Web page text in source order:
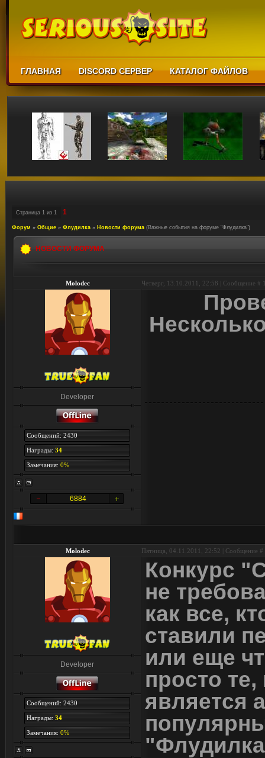
ГЛАВНАЯ DISCORD СЕРВЕР КАТАЛОГ ФАЙЛОВ
Страница 1 из 1 1
Форум » Общие » Флудилка » Новости форума (Важные события на форуме "Флудилка")
НОВОСТИ ФОРУМА
Molodec Четверг, 13.10.2011, 22:58 | Сообщение #
Developer
Сообщений: 2430
Награды: 34
Замечания: 0%
6884
Molodec Пятница, 04.11.2011, 22:52 | Сообщение #
Developer
Сообщений: 2430
Награды: 34
Замечания: 0%
Конкурс
не
как все,
ставили
или еще
просто
является